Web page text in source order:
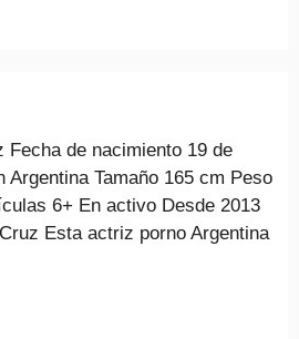
Fecha de nacimiento 19 de
Argentina Tamaño 165 cm Peso
6+ En activo Desde 2013
Esta actriz porno Argentina